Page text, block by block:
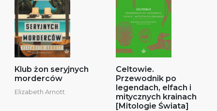
Klub żon seryjnych
morderców
Elizabeth Arnott
Celtowie.
Przewodnik po
legendach, elfach i
mitycznych krainach
[Mitologie Świata]